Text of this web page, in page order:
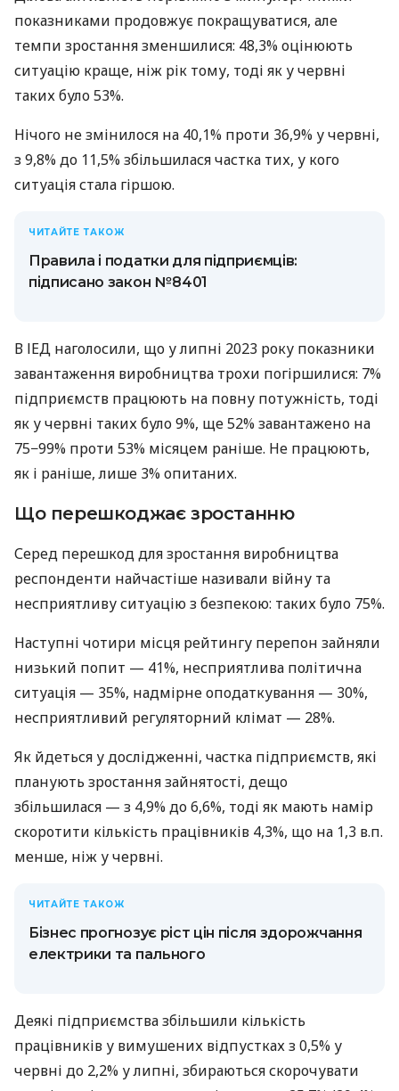
показниками продовжує покращуватися, але
темпи зростання зменшилися: 48,3% оцінюють
ситуацію краще, ніж рік тому, тоді як у червні
таких було 53%.
Нічого не змінилося на 40,1% проти 36,9% у червні,
з 9,8% до 11,5% збільшилася частка тих, у кого
ситуація стала гіршою.
ЧИТАЙТЕ ТАКОЖ
Правила і податки для підприємців:
підписано закон № 8401
В ІЕД наголосили, що у липні 2023 року показники
завантаження виробництва трохи погіршилися: 7%
підприємств працюють на повну потужність, тоді
як у червні таких було 9%, ще 52% завантажено на
75−99% проти 53% місяцем раніше. Не працюють,
як і раніше, лише 3% опитаних.
Що перешкоджає зростанню
Серед перешкод для зростання виробництва
респонденти найчастіше називали війну та
несприятливу ситуацію з безпекою: таких було 75%.
Наступні чотири місця рейтингу перепон зайняли
низький попит — 41%, несприятлива політична
ситуація — 35%, надмірне оподаткування — 30%,
несприятливий регуляторний клімат — 28%.
Як йдеться у дослідженні, частка підприємств, які
планують зростання зайнятості, дещо
збільшилася — з 4,9% до 6,6%, тоді як мають намір
скоротити кількість працівників 4,3%, що на 1,3 в.п.
менше, ніж у червні.
ЧИТАЙТЕ ТАКОЖ
Бізнес прогнозує ріст цін після здорожчання
електрики та пального
Деякі підприємства збільшили кількість
працівників у вимушених відпустках з 0,5% у
червні до 2,2% у липні, збираються скорочувати